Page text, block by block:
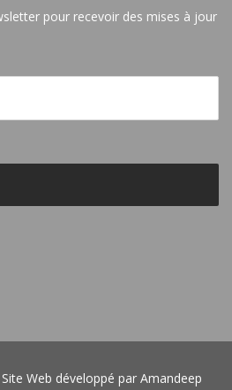
pour recevoir des mises à jour
Web développé par Amandeep